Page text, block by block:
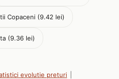
Copaceni (9.42 lei)
(9.36 lei)
evolutie preturi